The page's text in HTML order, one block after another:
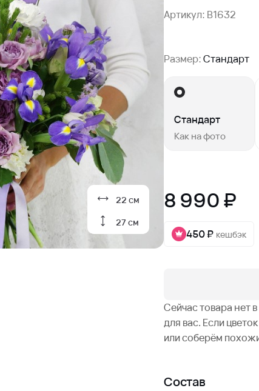
22 см
27 см
Артикул: B1632
Размер:Стандарт
Стандарт
Как на фото
8 990 ₽
450 ₽ кешбэк
Сейчас товара нет
для вас. Если
или соберём
Состав